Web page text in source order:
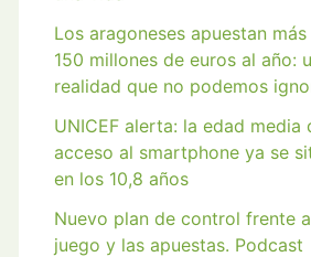
Los aragoneses apuestan
150 millones de euros al año:
realidad que no podemos
UNICEF alerta: la edad media
acceso al smartphone ya se
en los 10,8 años
Nuevo plan de control frente
juego y las apuestas. Podcast